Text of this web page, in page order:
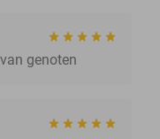
genoten